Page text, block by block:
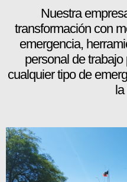
Nuestra
transformación con
emergencia,
personal de
cualquier tipo de
la